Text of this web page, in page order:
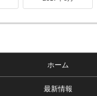
ホーム
最新情報